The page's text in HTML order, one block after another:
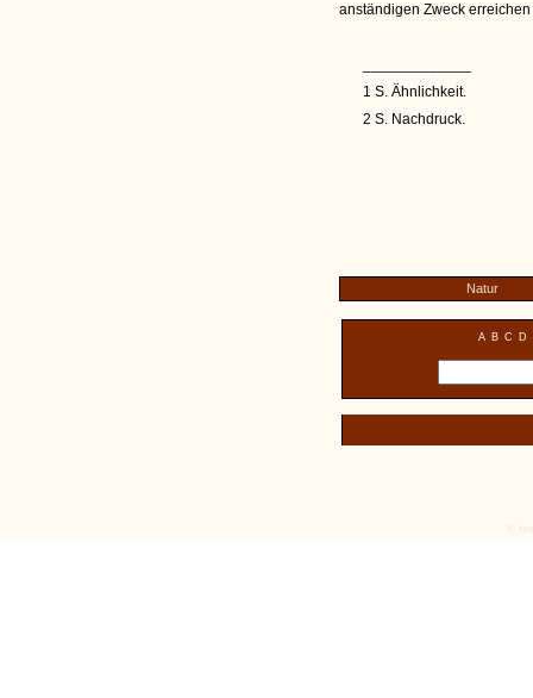
anständigen Zweck
1 S. Ähnlichkeit.
2 S. Nachdruck.
Natur
A B C D